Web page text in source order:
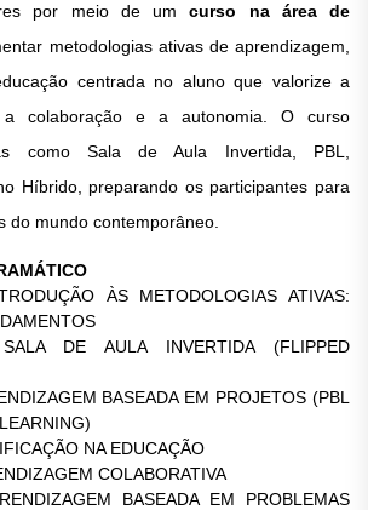
por meio de umcurso na área de
metodologias ativas de aprendizagem,
centrada no aluno que valorize a
a colaboração e a autonomia. O curso
como Sala de Aula Invertida, PBL,
Híbrido, preparando os participantes para
do mundo contemporâneo.
ÀS METODOLOGIAS ATIVAS:
DE AULA INVERTIDA (FLIPPED
BASEADA EM PROJETOS (PBL
NA EDUCAÇÃO
COLABORATIVA
BASEADA EM PROBLEMAS